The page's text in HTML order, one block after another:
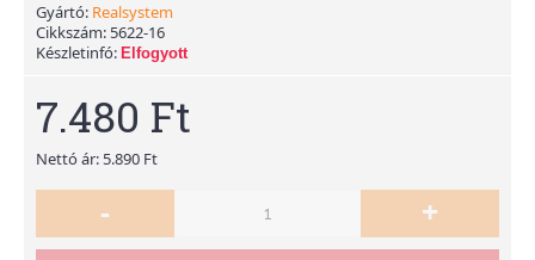
Gyártó: Realsystem
Cikkszám: 5622-16
Készletinfó: Elfogyott
7.480 Ft
Nettó ár: 5.890 Ft
- +